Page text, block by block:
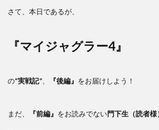
さて、本日であるが、
『マイジャグラー4』
の“実戦記” 『後編』 をお届けしよう！
まだ、 『前編』 をお読みでない門下生（読者様